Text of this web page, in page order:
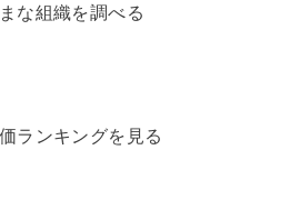
な組織を調べる
ランキングを見る